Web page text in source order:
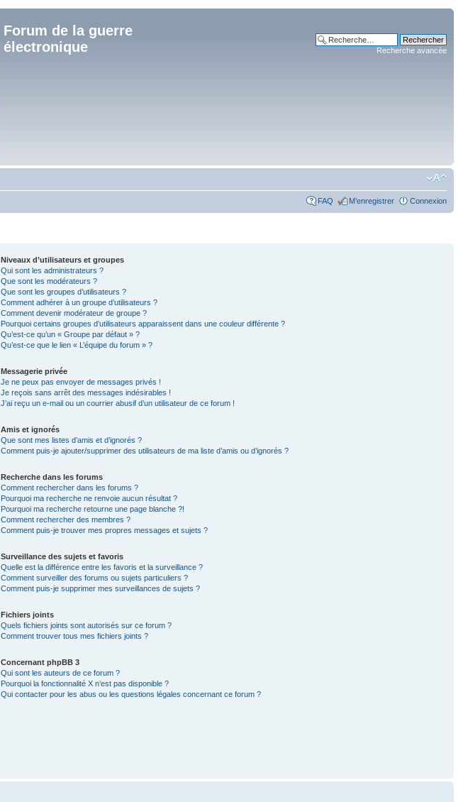
Forum de la guerre
électronique
Recherche avancée
FAQ M’enregistrer Connexion
Niveaux d’utilisateurs et groupes
Qui sont les administrateurs ?
Que sont les modérateurs ?
Que sont les groupes d’utilisateurs ?
Comment adhérer à un groupe d’utilisateurs ?
Comment devenir modérateur de groupe ?
Pourquoi certains groupes d’utilisateurs apparaissent dans une couleur différente ?
Qu’est-ce qu’un « Groupe par défaut » ?
Qu’est-ce que le lien « L’équipe du forum » ?
Messagerie privée
Je ne peux pas envoyer de messages privés !
Je reçois sans arrêt des messages indésirables !
J’ai reçu un e-mail ou un courrier abusif d’un utilisateur de ce forum !
Amis et ignorés
Que sont mes listes d’amis et d’ignorés ?
Comment puis-je ajouter/supprimer des utilisateurs de ma liste d’amis ou d’ignorés ?
Recherche dans les forums
Comment rechercher dans les forums ?
Pourquoi ma recherche ne renvoie aucun résultat ?
Pourquoi ma recherche retourne une page blanche ?!
Comment rechercher des membres ?
Comment puis-je trouver mes propres messages et sujets ?
Surveillance des sujets et favoris
Quelle est la différence entre les favoris et la surveillance ?
Comment surveiller des forums ou sujets particuliers ?
Comment puis-je supprimer mes surveillances de sujets ?
Fichiers joints
Quels fichiers joints sont autorisés sur ce forum ?
Comment trouver tous mes fichiers joints ?
Concernant phpBB 3
Qui sont les auteurs de ce forum ?
Pourquoi la fonctionnalité X n’est pas disponible ?
Qui contacter pour les abus ou les questions légales concernant ce forum ?